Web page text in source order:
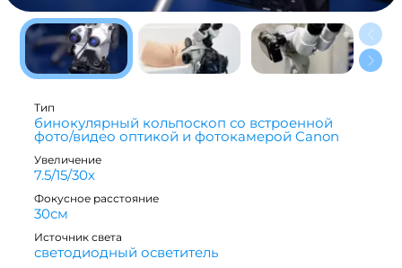
Тип
бинокулярный кольпоскоп со встроенной
фото/видео оптикой и фотокамерой Canon
Увеличение
7.5/15/30х
Фокусное расстояние
30см
Источник света
светодиодный осветитель